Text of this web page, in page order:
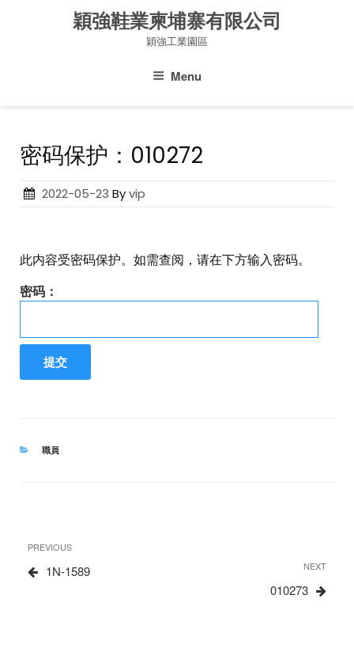
穎強鞋業柬埔寨有限公司
穎強工業園區
Menu
密码保护：010272
Posted
2022-05-23 Byvip
此内容受密码保护。如需查阅，请在下方输入密码。
密码：
CATEGORIES
職員
文
章
Previous
Post
PREVIOUS
1N-1589
Next
Post
NEXT
010273